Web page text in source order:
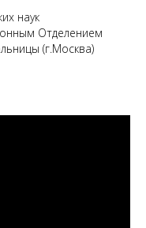
наук
Отделением
(г.Москва)